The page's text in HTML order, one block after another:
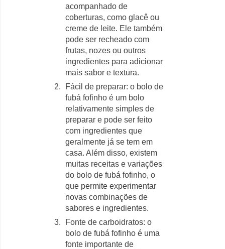
acompanhado de
coberturas, como glacê ou
creme de leite. Ele também
pode ser recheado com
frutas, nozes ou outros
ingredientes para adicionar
mais sabor e textura.
Fácil de preparar: o bolo de
fubá fofinho é um bolo
relativamente simples de
preparar e pode ser feito
com ingredientes que
geralmente já se tem em
casa. Além disso, existem
muitas receitas e variações
do bolo de fubá fofinho, o
que permite experimentar
novas combinações de
sabores e ingredientes.
Fonte de carboidratos: o
bolo de fubá fofinho é uma
fonte importante de